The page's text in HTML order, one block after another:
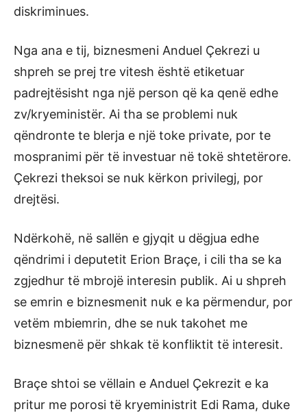
diskriminues.
Nga ana e tij, biznesmeni Anduel Çekrezi u
shpreh se prej tre vitesh është etiketuar
padrejtësisht nga një person që ka qenë edhe
zv/kryeministër. Ai tha se problemi nuk
qëndronte te blerja e një toke private, por te
mospranimi për të investuar në tokë shtetërore.
Çekrezi theksoi se nuk kërkon privilegj, por
drejtësi.
Ndërkohë, në sallën e gjyqit u dëgjua edhe
qëndrimi i deputetit Erion Braçe, i cili tha se ka
zgjedhur të mbrojë interesin publik. Ai u shpreh
se emrin e biznesmenit nuk e ka përmendur, por
vetëm mbiemrin, dhe se nuk takohet me
biznesmenë për shkak të konfliktit të interesit.
Braçe shtoi se vëllain e Anduel Çekrezit e ka
pritur me porosi të kryeministrit Edi Rama, duke